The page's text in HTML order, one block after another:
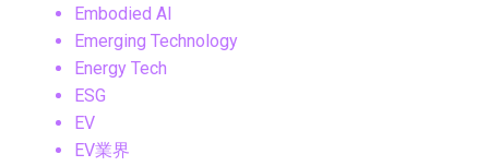
Embodied AI
Emerging Technology
Energy Tech
ESG
EV
EV業界